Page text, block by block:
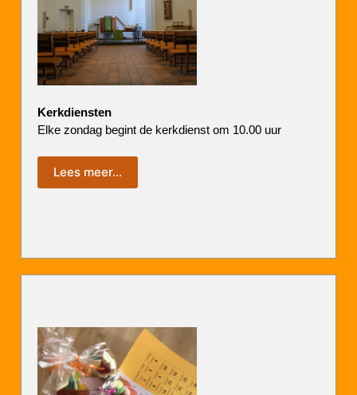
Kerkdiensten
Elke zondag begint de kerkdienst om 10.00 uur
Lees meer…